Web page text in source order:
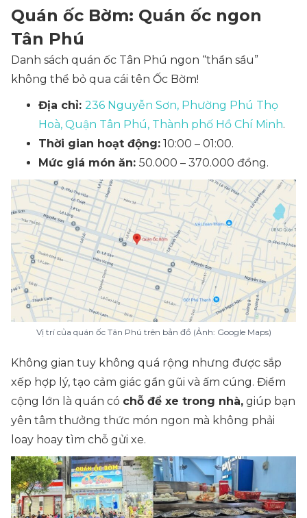
Quán ốc Bờm: Quán ốc ngon
Tân Phú
Danh sách quán ốc Tân Phú ngon “thần sầu”
không thể bỏ qua cái tên Ốc Bờm!
Địa chỉ: 236 Nguyễn Sơn, Phường Phú Thọ
Hoà, Quận Tân Phú, Thành phố Hồ Chí Minh.
Thời gian hoạt động: 10:00 – 01:00.
Mức giá món ăn: 50.000 – 370.000 đồng.
Vị trí của quán ốc Tân Phú trên bản đồ (Ảnh: Google Maps)
Không gian tuy không quá rộng nhưng được sắp
xếp hợp lý, tạo cảm giác gần gũi và ấm cúng. Điểm
cộng lớn là quán có chỗ để xe trong nhà, giúp bạn
yên tâm thưởng thức món ngon mà không phải
loay hoay tìm chỗ gửi xe.